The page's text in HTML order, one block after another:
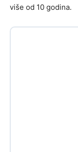
više od 10 godina.